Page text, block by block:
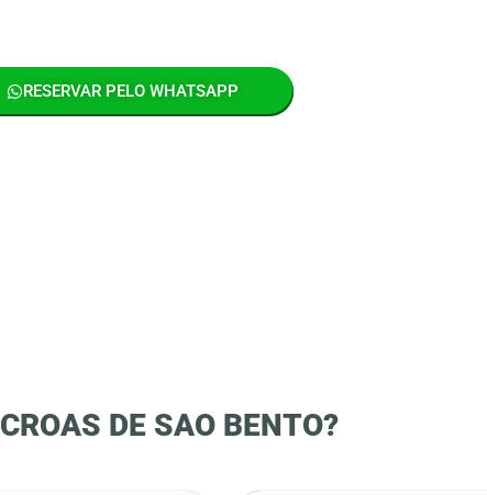
RESERVAR PELO WHATSAPP
CROAS DE SAO BENTO?